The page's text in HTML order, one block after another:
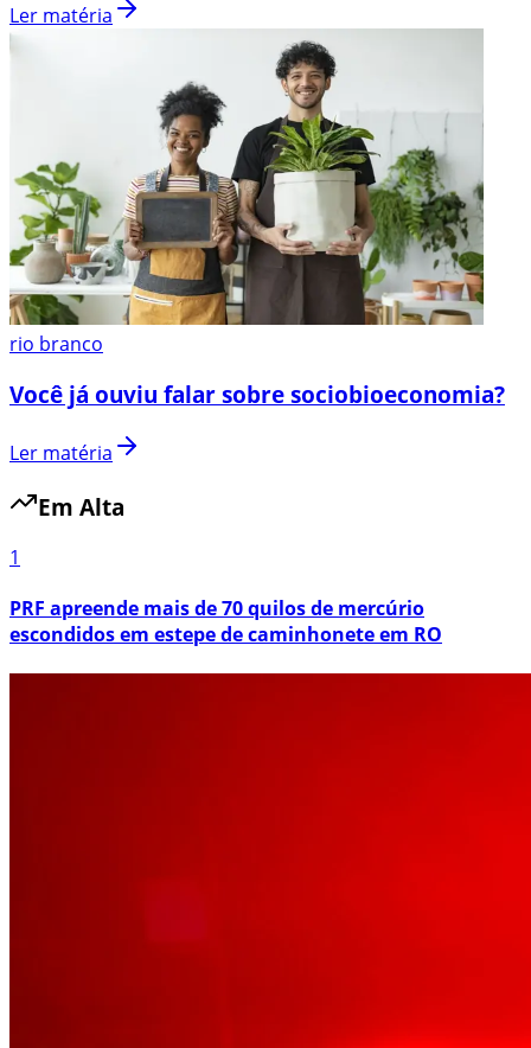
Ler matéria
rio branco
Você já ouviu falar sobre sociobioeconomia?
Ler matéria
Em Alta
1
PRF apreende mais de 70 quilos de mercúrio
escondidos em estepe de caminhonete em RO